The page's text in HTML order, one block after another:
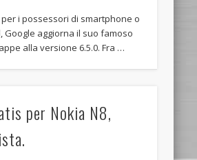
i possessori di smartphone o
Google aggiorna il suo famoso
alla versione 6.5.0. Fra …
per Nokia N8,